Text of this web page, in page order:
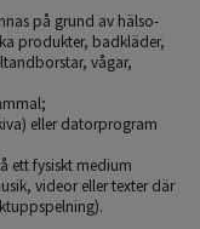
på grund av hälso-
produkter, badkläder,
vågar,
eller datorprogram
ett fysiskt medium
videor eller texter där